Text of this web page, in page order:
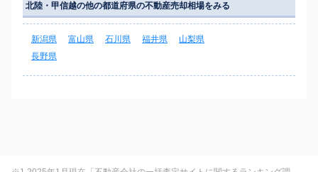
北陸・甲信越の他の都道府県の不動産売却相場をみる
新潟県 富山県 石川県 福井県
山梨県
長野県